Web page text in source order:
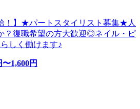
！】★パートスタイリスト募集★人
？復職希望の方大歓迎◎ネイル・ピ
しく働けます♪
〜1,600円